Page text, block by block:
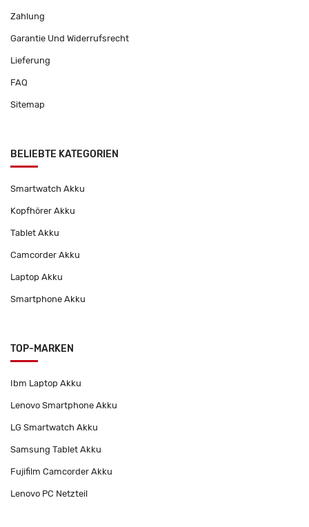
Zahlung
Garantie Und Widerrufsrecht
Lieferung
FAQ
Sitemap
BELIEBTE KATEGORIEN
Smartwatch Akku
Kopfhörer Akku
Tablet Akku
Camcorder Akku
Laptop Akku
Smartphone Akku
TOP-MARKEN
Ibm Laptop Akku
Lenovo Smartphone Akku
LG Smartwatch Akku
Samsung Tablet Akku
Fujifilm Camcorder Akku
Lenovo PC Netzteil